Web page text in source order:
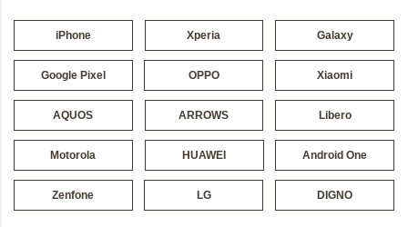
iPhone Xperia Galaxy
Google Pixel OPPO Xiaomi
AQUOS ARROWS Libero
Motorola HUAWEI Android One
Zenfone LG DIGNO